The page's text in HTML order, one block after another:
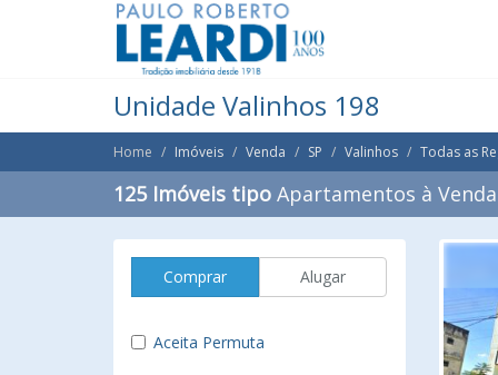
Unidade Valinhos 198
Home Imóveis Venda SP Valinhos Todas as
125 Imóveis tipo Apartamentos à
Comprar Alugar
Aceita Permuta